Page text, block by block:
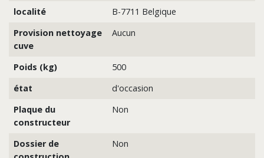
localité
B-7711 Belgique
Provision nettoyage
cuve
Aucun
Poids (kg)
500
état
d'occasion
Plaque du
constructeur
Non
Dossier de
Non